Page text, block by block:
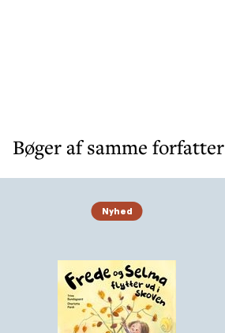
Bøger af samme forfatter
Nyhed